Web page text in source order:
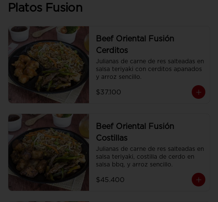
Platos Fusion
Beef Oriental Fusión
Cerditos
Julianas de carne de res salteadas en
salsa teriyaki con cerditos apanados
y arroz sencillo.
$37.100
Beef Oriental Fusión
Costillas
Julianas de carne de res salteadas en
salsa teriyaki, costilla de cerdo en
salsa bbq, y arroz sencillo.
$45.400